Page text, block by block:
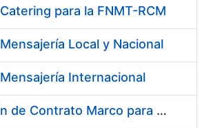
para la FNMT-RCM
Local y Nacional
Internacional
Contratación de Contrato Marco para el Suministro de Material de Electricidad e Iluminación, Bienio 2018-2019